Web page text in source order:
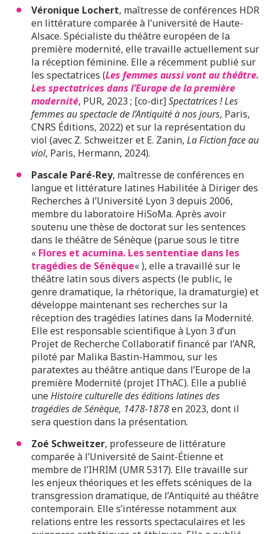
Véronique Lochert, maîtresse de conférences HDR
en littérature comparée à l’université de Haute-
Alsace. Spécialiste du théâtre européen de la
première modernité, elle travaille actuellement sur
la réception féminine. Elle a récemment publié sur
les spectatrices (Les femmes aussi vont au théâtre.
Les spectatrices dans l’Europe de la première
modernité, PUR, 2023 ; [co-dir.]Spectatrices ! Les
femmes au spectacle de l’Antiquité à nos jours, Paris,
CNRS Éditions, 2022) et sur la représentation du
viol (avec Z. Schweitzer et E. Zanin, La Fiction face au
viol, Paris, Hermann, 2024).
Pascale Paré-Rey, maîtresse de conférences en
langue et littérature latines Habilitée à Diriger des
Recherches à l’Université Lyon 3 depuis 2006,
membre du laboratoire HiSoMa. Après avoir
soutenu une thèse de doctorat sur les sentences
dans le théâtre de Sénèque (parue sous le titre
« Flores et acumina. Les sententiae dans les
tragédies de Sénèque« ), elle a travaillé sur le
théâtre latin sous divers aspects (le public, le
genre dramatique, la rhétorique, la dramaturgie) et
développe maintenant ses recherches sur la
réception des tragédies latines dans la Modernité.
Elle est responsable scientifique à Lyon 3 d’un
Projet de Recherche Collaboratif financé par l’ANR,
piloté par Malika Bastin-Hammou, sur les
paratextes au théâtre antique dans l’Europe de la
première Modernité (projet IThAC). Elle a publié
uneHistoire culturelle des éditions latines des
tragédies de Sénèque, 1478-1878en 2023, dont il
sera question dans la présentation.
Zoé Schweitzer, professeure de littérature
comparée à l’Université de Saint-Étienne et
membre de l’IHRIM (UMR 5317). Elle travaille sur
les enjeux théoriques et les effets scéniques de la
transgression dramatique, de l’Antiquité au théâtre
contemporain. Elle s’intéresse notamment aux
relations entre les ressorts spectaculaires et les